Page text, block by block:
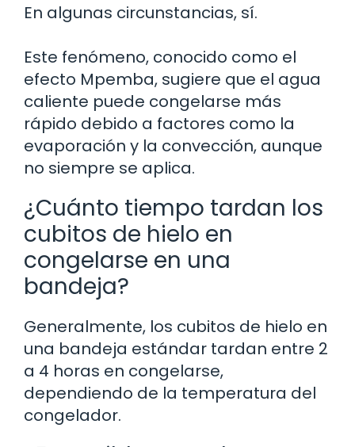
En algunas circunstancias, sí.
Este fenómeno, conocido como el
efecto Mpemba, sugiere que el agua
caliente puede congelarse más
rápido debido a factores como la
evaporación y la convección, aunque
no siempre se aplica.
¿Cuánto tiempo tardan los
cubitos de hielo en
congelarse en una
bandeja?
Generalmente, los cubitos de hielo en
una bandeja estándar tardan entre 2
a 4 horas en congelarse,
dependiendo de la temperatura del
congelador.